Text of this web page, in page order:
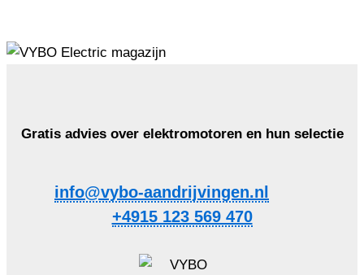
Gratis advies over elektromotoren en hun selectie
info@vybo-aandrijvingen.nl
+4915 123 569 470